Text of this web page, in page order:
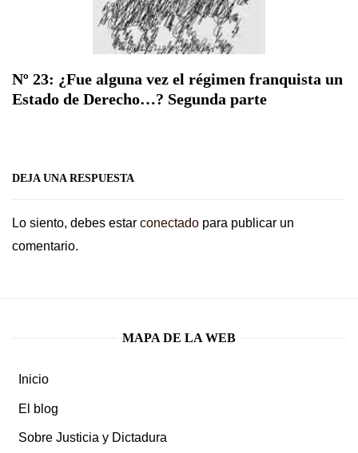
Nº 23: ¿Fue alguna vez el régimen franquista un
Estado de Derecho…? Segunda parte
DEJA UNA RESPUESTA
Lo siento, debes estar conectado para publicar un
comentario.
MAPA DE LA WEB
Inicio
El blog
Sobre Justicia y Dictadura